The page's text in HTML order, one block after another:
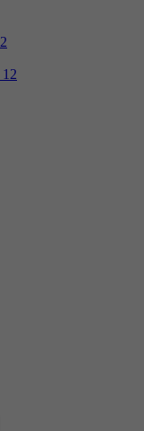
2
12